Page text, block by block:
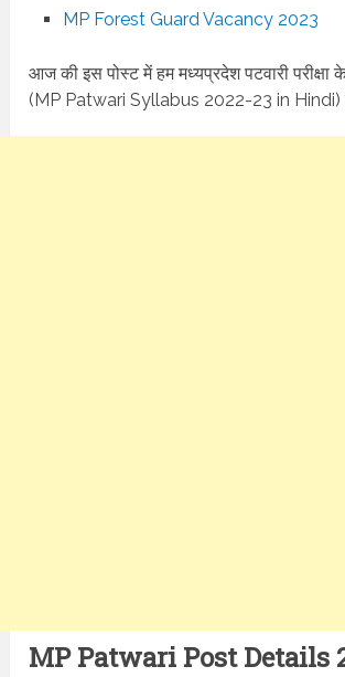
MP Forest Guard Vacancy 2023
आज की इस पोस्ट में हम मध्यप्रदेश पटवारी परीक्षा
(MP Patwari Syllabus 2022-23 in Hindi)
MP Patwari Post Details